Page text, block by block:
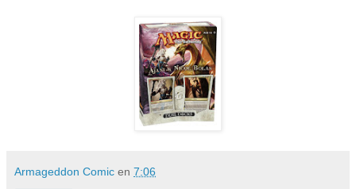
Armageddon Comic en 7:06